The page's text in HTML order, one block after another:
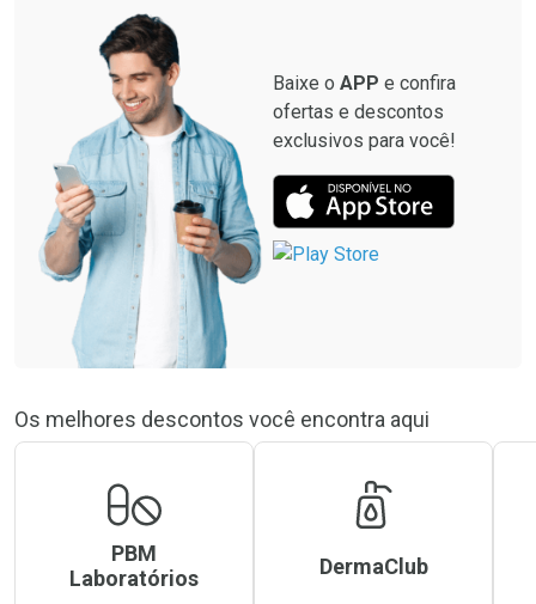
Baixe o APP e confira
ofertas e descontos
exclusivos para você!
Os melhores descontos você encontra aqui
PBM
Laboratórios
DermaClub